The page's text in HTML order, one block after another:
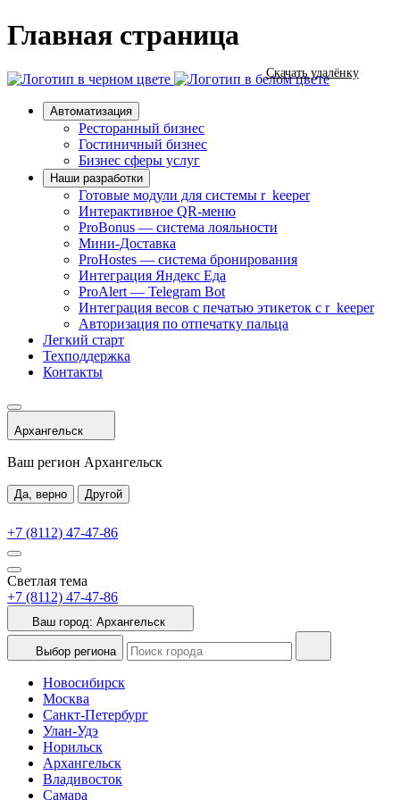
Скачать удалёнку
Главная страница
Автоматизация
Ресторанный бизнес
Гостиничный бизнес
Бизнес сферы услуг
Наши разработки
Готовые модули для системы r_keeper
Интерактивное QR-меню
ProBonus — система лояльности
Мини-Доставка
ProHostes — система бронирования
Интеграция Яндекс Еда
ProAlert — Telegram Bot
Интеграция весов с печатью этикеток с r_keeper
Авторизация по отпечатку пальца
Легкий старт
Техподдержка
Контакты
Архангельск
Ваш регион Архангельск
Да, верно Другой
+7 (8112) 47-47-86
Светлая тема
+7 (8112) 47-47-86
Ваш город: Архангельск
Выбор региона
Новосибирск
Москва
Санкт-Петербург
Улан-Удэ
Норильск
Архангельск
Владивосток
Самара